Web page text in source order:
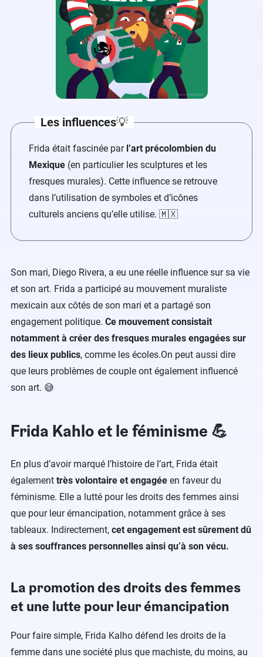
Les influences💡
Frida était fascinée par l’art précolombien du
Mexique (en particulier les sculptures et les
fresques murales). Cette influence se retrouve
dans l’utilisation de symboles et d’icônes
culturels anciens qu’elle utilise. 🇲🇽
Son mari, Diego Rivera, a eu une réelle influence sur sa vie
et son art. Frida a participé au mouvement muraliste
mexicain aux côtés de son mari et a partagé son
engagement politique. Ce mouvement consistait
notamment à créer des fresques murales engagées sur
des lieux publics, comme les écoles.On peut aussi dire
que leurs problèmes de couple ont également influencé
son art. 😅
Frida Kahlo et le féminisme 💪
En plus d’avoir marqué l’histoire de l’art, Frida était
également très volontaire et engagée en faveur du
féminisme. Elle a lutté pour les droits des femmes ainsi
que pour leur émancipation, notamment grâce à ses
tableaux. Indirectement, cet engagement est sûrement dû
à ses souffrances personnelles ainsi qu’à son vécu.
La promotion des droits des femmes
et une lutte pour leur émancipation
Pour faire simple, Frida Kalho défend les droits de la
femme dans une société plus que machiste, du moins, au